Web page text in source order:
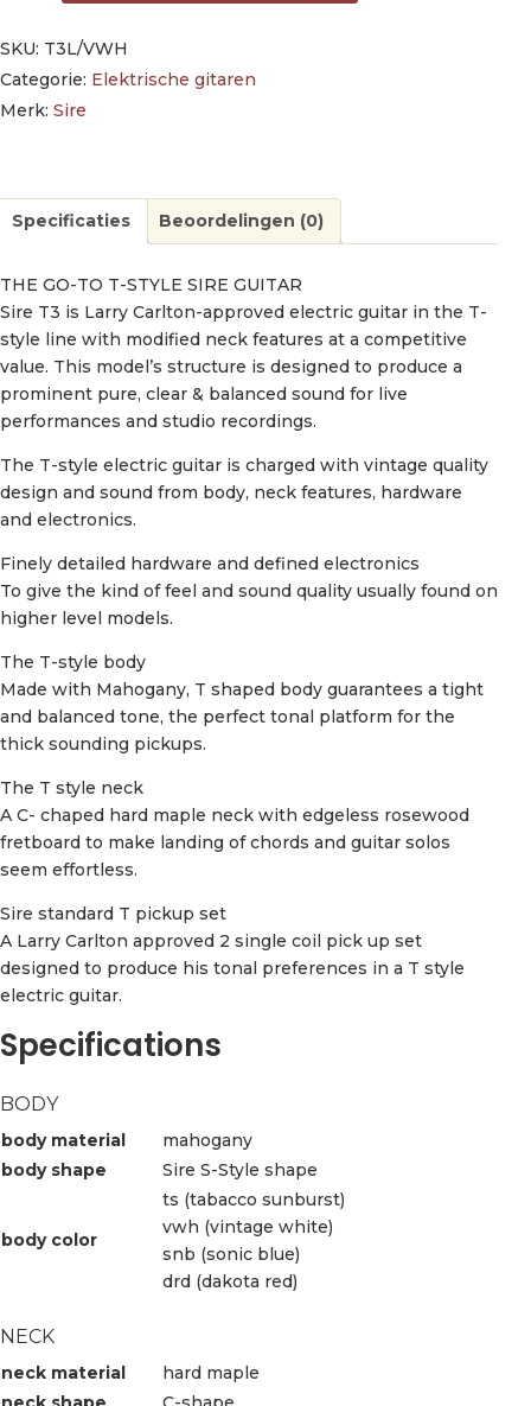
SKU: T3L/VWH
Categorie: Elektrische gitaren
Merk: Sire
Specificaties Beoordelingen (0)
THE GO-TO T-STYLE SIRE GUITAR
Sire T3 is Larry Carlton-approved electric guitar in the T-
style line with modified neck features at a competitive
value. This model’s structure is designed to produce a
prominent pure, clear & balanced sound for live
performances and studio recordings.
The T-style electric guitar is charged with vintage quality
design and sound from body, neck features, hardware
and electronics.
Finely detailed hardware and defined electronics
To give the kind of feel and sound quality usually found on
higher level models.
The T-style body
Made with Mahogany, T shaped body guarantees a tight
and balanced tone, the perfect tonal platform for the
thick sounding pickups.
The T style neck
A C- chaped hard maple neck with edgeless rosewood
fretboard to make landing of chords and guitar solos
seem effortless.
Sire standard T pickup set
A Larry Carlton approved 2 single coil pick up set
designed to produce his tonal preferences in a T style
electric guitar.
Specifications
BODY
body material
mahogany
body shape
Sire S-Style shape
body color
ts (tabacco sunburst)
vwh (vintage white)
snb (sonic blue)
drd (dakota red)
NECK
neck material
hard maple